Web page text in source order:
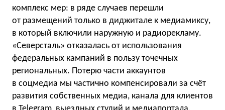
комплекс мер: в ряде случаев перешли
от размещений только в диджитале к медиамиксу,
в который включили наружную и радиорекламу.
«Северсталь» отказалась от использования
федеральных кампаний в пользу точечных
региональных. Потерю части аккаунтов
в соцмедиа мы частично компенсировали за счёт
развития собственных медиа, канала для клиентов